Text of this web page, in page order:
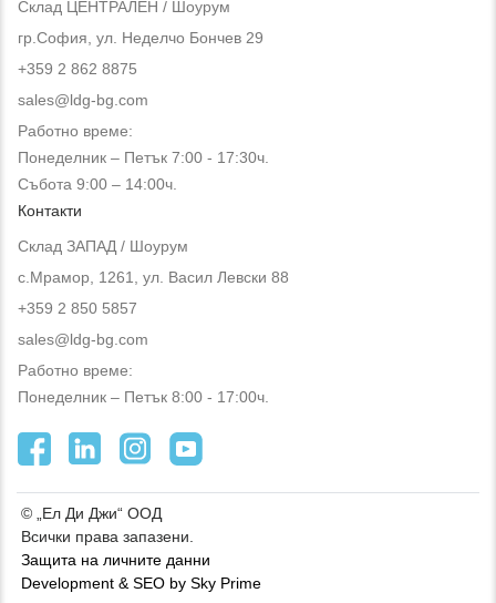
Склад ЦЕНТРАЛЕН / Шоурум
гр.София, ул. Неделчо Бончев 29
+359 2 862 8875
sales@ldg-bg.com
Работно време:
Понеделник – Петък 7:00 - 17:30ч.
Събота 9:00 – 14:00ч.
Контакти
Склад ЗАПАД / Шоурум
с.Мрамор, 1261, ул. Васил Левски 88
+359 2 850 5857
sales@ldg-bg.com
Работно време:
Понеделник – Петък 8:00 - 17:00ч.
© „Ел Ди Джи“ ООД
Всички права запазени.
Защита на личните данни
Development & SEO by Sky Prime